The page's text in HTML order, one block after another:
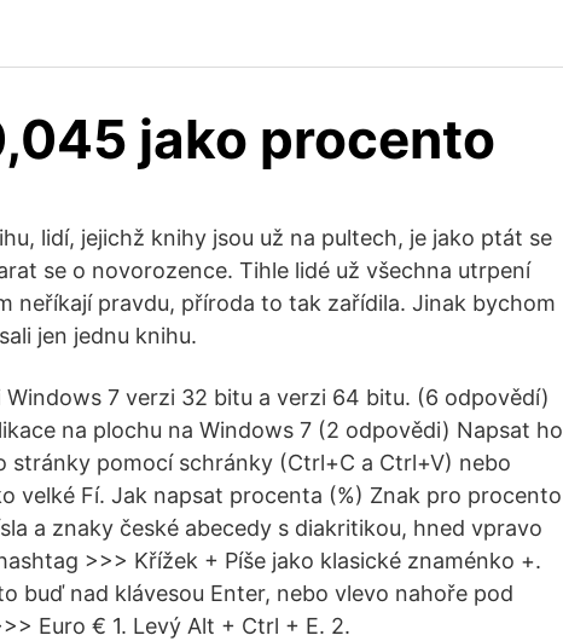
jako procento
lidí, jejichž knihy jsou už na pultech, je jako ptát se
se o novorozence. Tihle lidé už všechna utrpení
neříkají pravdu, příroda to tak zařídila. Jinak bychom
jen jednu knihu.
7 verzi 32 bitu a verzi 64 bitu. (6 odpovědí)
na plochu na Windows 7 (2 odpovědi) Napsat ho
stránky pomocí schránky (Ctrl+C a Ctrl+V) nebo
velké Fí. Jak napsat procenta (%) Znak pro procento
a znaky české abecedy s diakritikou, hned vpravo
>>> Křížek + Píše jako klasické znaménko +.
buď nad klávesou Enter, nebo vlevo nahoře pod
Euro € 1. Levý Alt + Ctrl + E. 2.